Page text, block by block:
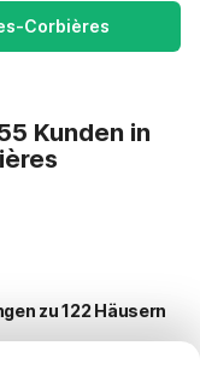
Corbières
Kunden in
zu 122 Häusern